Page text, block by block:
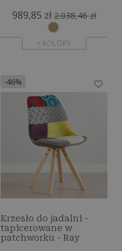
989,85 zł 2.038,46 zł
+ KOLORY
-46%
Krzesło do jadalni -
tapicerowane w
patchworku - Ray